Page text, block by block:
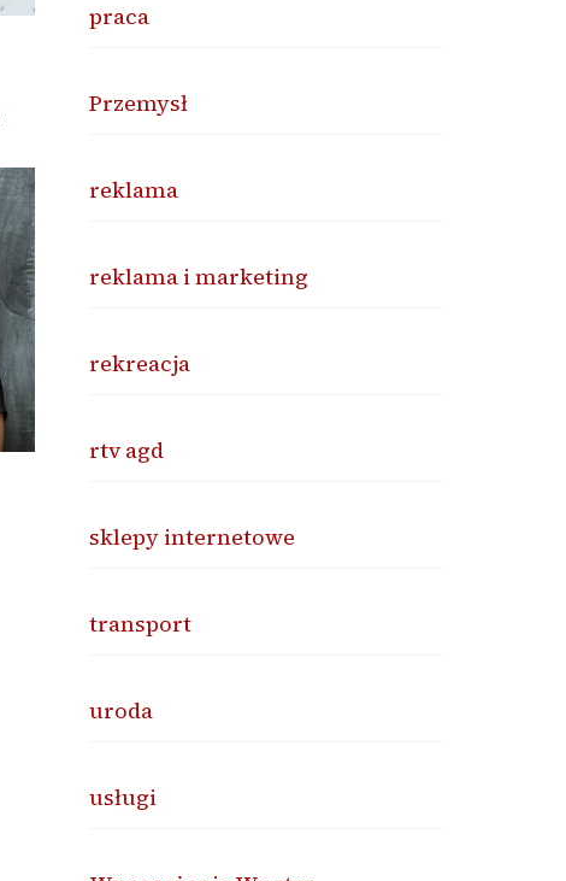
praca
Przemysł
reklama
reklama i marketing
rekreacja
rtv agd
sklepy internetowe
transport
uroda
usługi